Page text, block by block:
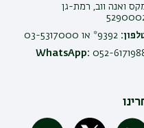
ואנה ווב, רמת-גן
WhatsApp: 052-